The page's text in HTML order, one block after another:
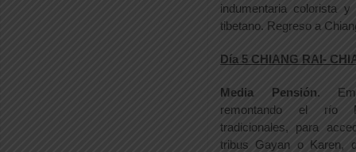
indumentaria colorista
tibetano. Regreso a
Día 5 CHIANG RAI-
Media Pensión.
remontando el río
tradicionales, para
tribus Gayan o Karen,